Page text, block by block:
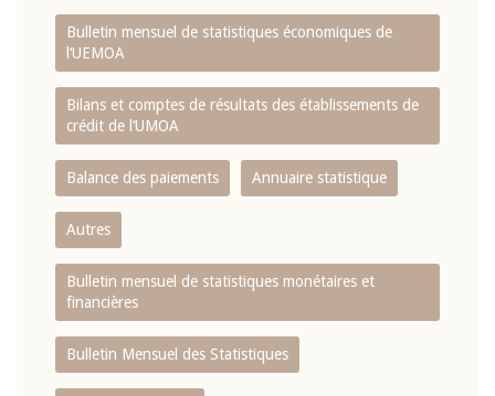
Bulletin mensuel de statistiques économiques de
l‘UEMOA
Bilans et comptes de résultats des établissements de
crédit de l‘UMOA
Balance des paiements Annuaire statistique
Autres
Bulletin mensuel de statistiques monétaires et
financières
Bulletin Mensuel des Statistiques